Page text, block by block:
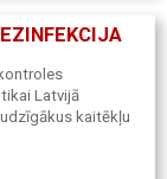
Latvijā
kaitēkļu